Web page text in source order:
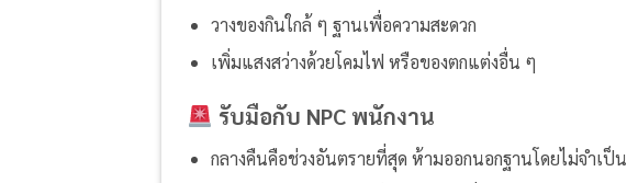
วางของกินใกล้ ๆ ฐานเพื่อความสะดวก
เพิ่มแสงสว่างด้วยโคมไฟ หรือของตกแต่งอื่น ๆ
รับมือกับ NPC พนักงาน
กลางคืนคือช่วงอันตรายที่สุด ห้ามออกนอกฐานโดยไม่จำเป็น